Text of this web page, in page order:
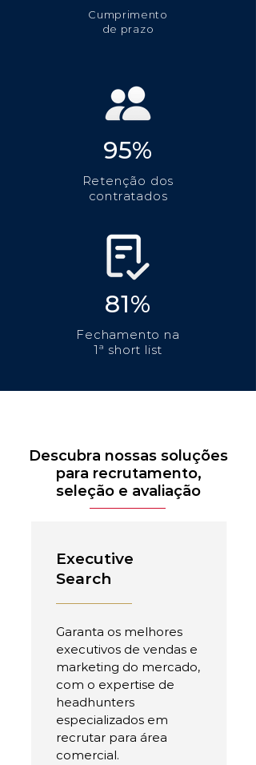
Cumprimento
de prazo
95%
Retenção dos
contratados
81%
Fechamento na
1ª short list
Descubra nossas soluções
para recrutamento,
seleção e avaliação
Executive
Search
Garanta os melhores
executivos de vendas e
marketing do mercado,
com o expertise de
headhunters
especializados em
recrutar para área
comercial.